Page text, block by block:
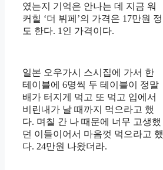
였는지 기억은 안나는 데 지금 워
커힐 ‘더 뷔페’의 가격은 17만원 정
도 한다. 1인 가격이다.
일본 오우가시 스시집에 가서 한
테이블에 6명씩 두 테이블이 정말
배가 터지게 먹고 또 먹고 입에서
비린내가 날 때까지 먹으라고 했
다. 며칠 간 나 때문에 너무 고생했
던 이들이어서 마음껏 먹으라고 했
다. 24만원 나왔더라.